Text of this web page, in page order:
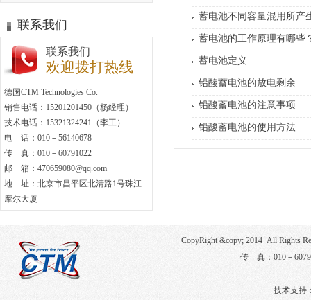
联系我们
联系我们
欢迎拨打热线
德国CTM Technologies Co.
销售电话：15201201450（杨经理）
技术电话：15321324241（李工）
电 话：010－56140678
传 真：010－60791022
邮 箱：470659080@qq.com
地 址：北京市昌平区北清路1号珠江
摩尔大厦
蓄电池不同容量混用所产
蓄电池的工作原理有哪些
蓄电池定义
铅酸蓄电池的放电剩余
铅酸蓄电池的注意事项
铅酸蓄电池的使用方法
CopyRight &copy; 2014 All Rights
传 真：010－
技术支持